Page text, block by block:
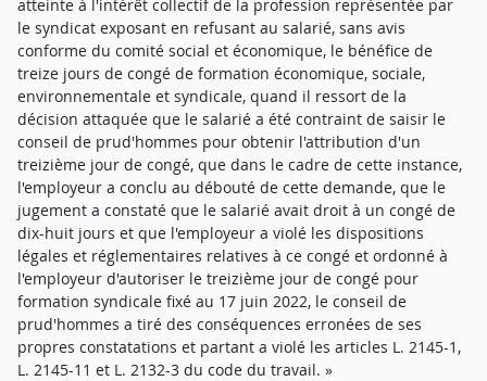
atteinte à l'intérêt collectif de la profession représentée par
le syndicat exposant en refusant au salarié, sans avis
conforme du comité social et économique, le bénéfice de
treize jours de congé de formation économique, sociale,
environnementale et syndicale, quand il ressort de la
décision attaquée que le salarié a été contraint de saisir le
conseil de prud'hommes pour obtenir l'attribution d'un
treizième jour de congé, que dans le cadre de cette instance,
l'employeur a conclu au débouté de cette demande, que le
jugement a constaté que le salarié avait droit à un congé de
dix-huit jours et que l'employeur a violé les dispositions
légales et réglementaires relatives à ce congé et ordonné à
l'employeur d'autoriser le treizième jour de congé pour
formation syndicale fixé au 17 juin 2022, le conseil de
prud'hommes a tiré des conséquences erronées de ses
propres constatations et partant a violé les articles L. 2145-1,
L. 2145-11 et L. 2132-3 du code du travail. »